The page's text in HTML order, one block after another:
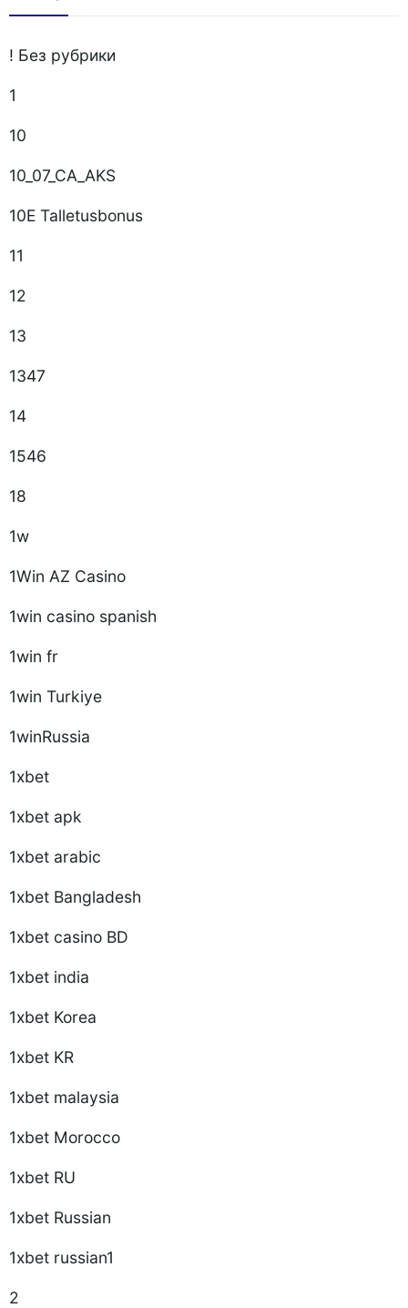
! Без рубрики
1
10
10_07_CA_AKS
10E Talletusbonus
11
12
13
1347
14
1546
18
1w
1Win AZ Casino
1win casino spanish
1win fr
1win Turkiye
1winRussia
1xbet
1xbet apk
1xbet arabic
1xbet Bangladesh
1xbet casino BD
1xbet india
1xbet Korea
1xbet KR
1xbet malaysia
1xbet Morocco
1xbet RU
1xbet Russian
1xbet russian1
2